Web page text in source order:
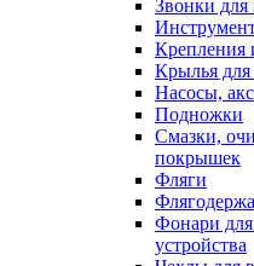
Звонки для
Крепления
Крылья для
Насосы,
Подножки
Смазки,
покрышек
Фляги
Фонари для
устройства